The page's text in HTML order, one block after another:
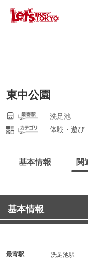
東中公園
洗足池
体験・遊び
基本情報 関
基本情報
最寄駅 洗足池駅